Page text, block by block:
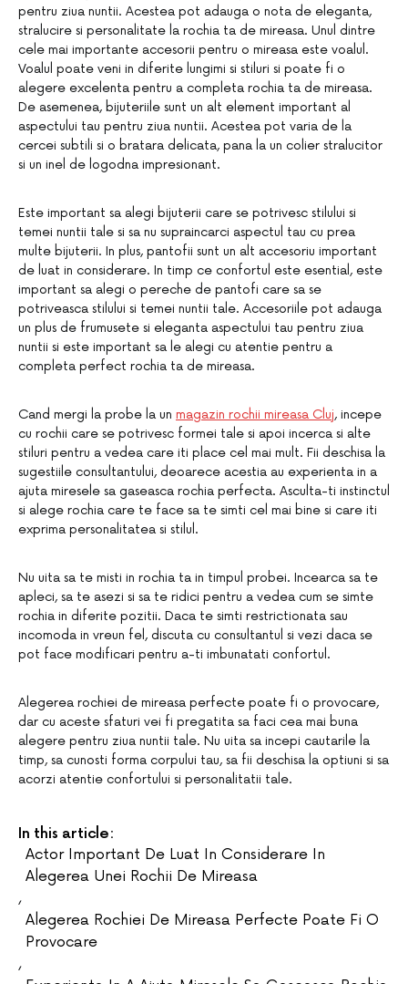
pentru ziua nuntii. Acestea pot adauga o nota de eleganta,
stralucire si personalitate la rochia ta de mireasa. Unul dintre
cele mai importante accesorii pentru o mireasa este voalul.
Voalul poate veni in diferite lungimi si stiluri si poate fi o
alegere excelenta pentru a completa rochia ta de mireasa.
De asemenea, bijuteriile sunt un alt element important al
aspectului tau pentru ziua nuntii. Acestea pot varia de la
cercei subtili si o bratara delicata, pana la un colier stralucitor
si un inel de logodna impresionant.
Este important sa alegi bijuterii care se potrivesc stilului si
temei nuntii tale si sa nu supraincarci aspectul tau cu prea
multe bijuterii. In plus, pantofii sunt un alt accesoriu important
de luat in considerare. In timp ce confortul este esential, este
important sa alegi o pereche de pantofi care sa se
potriveasca stilului si temei nuntii tale. Accesoriile pot adauga
un plus de frumusete si eleganta aspectului tau pentru ziua
nuntii si este important sa le alegi cu atentie pentru a
completa perfect rochia ta de mireasa.
Cand mergi la probe la un magazin rochii mireasa Cluj, incepe
cu rochii care se potrivesc formei tale si apoi incerca si alte
stiluri pentru a vedea care iti place cel mai mult. Fii deschisa la
sugestiile consultantului, deoarece acestia au experienta in a
ajuta miresele sa gaseasca rochia perfecta. Asculta-ti instinctul
si alege rochia care te face sa te simti cel mai bine si care iti
exprima personalitatea si stilul.
Nu uita sa te misti in rochia ta in timpul probei. Incearca sa te
apleci, sa te asezi si sa te ridici pentru a vedea cum se simte
rochia in diferite pozitii. Daca te simti restrictionata sau
incomoda in vreun fel, discuta cu consultantul si vezi daca se
pot face modificari pentru a-ti imbunatati confortul.
Alegerea rochiei de mireasa perfecte poate fi o provocare,
dar cu aceste sfaturi vei fi pregatita sa faci cea mai buna
alegere pentru ziua nuntii tale. Nu uita sa incepi cautarile la
timp, sa cunosti forma corpului tau, sa fii deschisa la optiuni si sa
acorzi atentie confortului si personalitatii tale.
In this article:
Actor Important De Luat In Considerare In
Alegerea Unei Rochii De Mireasa
,
Alegerea Rochiei De Mireasa Perfecte Poate Fi O
Provocare
,